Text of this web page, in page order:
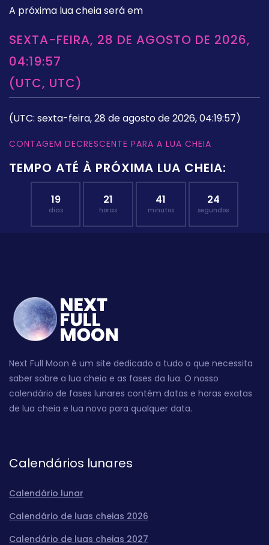
A próxima lua cheia será em
SEXTA-FEIRA, 28 DE AGOSTO DE 2026,
04:19:57
(UTC, UTC)
(UTC: sexta-feira, 28 de agosto de 2026, 04:19:57)
CONTAGEM DECRESCENTE PARA A LUA CHEIA
TEMPO ATÉ À PRÓXIMA LUA CHEIA:
19
dias
21
horas
41
minutos
24
segundos
Next Full Moon é um site dedicado a tudo o que necessita
saber sobre a lua cheia e as fases da lua. O nosso
calendário de fases lunares contém datas e horas exatas
de lua cheia e lua nova para qualquer data.
Calendários lunares
Calendário lunar
Calendário de luas cheias 2026
Calendário de luas cheias 2027